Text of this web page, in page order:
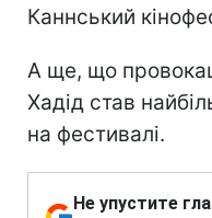
Каннський
А ще, що
Хадід став
на фестивалі.
Не упустите